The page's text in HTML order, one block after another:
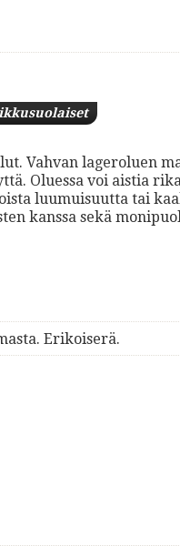
Vahvan lageroluen
Oluessa voi aistia
luumuisuutta tai
kanssa sekä
Erikoiserä.